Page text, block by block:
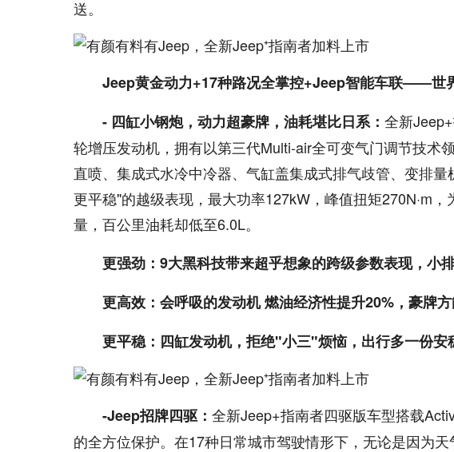
送。
Jeep黄金动力+17种路况全掌控+Jeep智能车联——世
- 四缸小钢炮，动力超豪牌，油耗堪比日系： 全新
轮增压发动机，拥有以第三代Multi-air全可变气门调节技术
直喷、集成式水冷中冷器、气缸盖集成式排气歧管、变排量
更平稳"的越级表现，最大功率127kW，峰值扭矩270N·m
量，百公里油耗却低至6.0L。
更强劲：9大黑科技带来超乎想象的跨级参数表现，小
更高效：会呼吸的发动机 燃油经济性提升20%，豪牌
更平稳：四缸发动机，拒绝"小三"烦恼，出行多一份安
-Jeep招牌四驱： 全新Jeep+指南者四驱版车型搭载
的全方位保护。在17种日常城市驾驶情形下，无论是因为